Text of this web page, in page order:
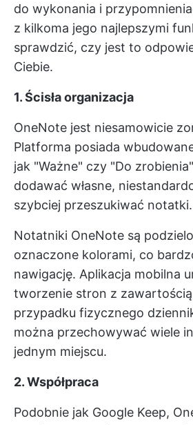
do wykonania i
z kilkoma jego najlepszymi
sprawdzić, czy jest to
Ciebie.
1. Ścisła organizacja
OneNote jest niesamowicie
Platforma posiada
jak "Ważne" czy "Do
dodawać własne,
szybciej przeszukiwać notatki.
Notatniki OneNote są
oznaczone kolorami, co
nawigację. Aplikacja mobilna
tworzenie stron z
przypadku fizycznego
można przechowywać wiele
jednym miejscu.
2. Współpraca
Podobnie jak Google Keep,